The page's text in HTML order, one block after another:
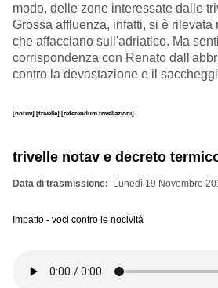
modo, delle zone interessate dalle
Grossa affluenza, infatti, si è rilevata
che affacciano sull'adriatico. Ma
corrispondenza con Renato
contro la devastazione e il
[notriv] [trivelle] [referendum trivellazioni]
trivelle notav e decreto
Data di trasmissione Lunedì 19 Novembre
Impatto - voci contro le nocività